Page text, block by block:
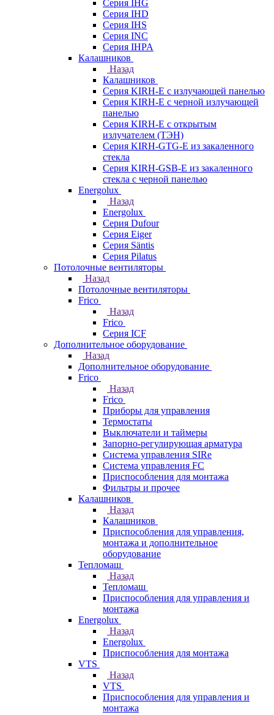
Серия IHG
Серия IHD
Серия IHS
Серия INC
Серия IHPA
Калашников
Назад
Калашников
Серия KIRH-E с излучающей панелью
Серия KIRH-E с черной излучающей
панелью
Серия KIRH-E с открытым
излучателем (ТЭН)
Серия KIRH-GTG-E из закаленного
стекла
Серия KIRH-GSB-E из закаленного
стекла с черной панелью
Energolux
Назад
Energolux
Серия Dufour
Серия Eiger
Серия Säntis
Серия Pilatus
Потолочные вентиляторы
Назад
Потолочные вентиляторы
Frico
Назад
Frico
Серия ICF
Дополнительное оборудование
Назад
Дополнительное оборудование
Frico
Назад
Frico
Приборы для управления
Термостаты
Выключатели и таймеры
Запорно-регулирующая арматура
Система управления SIRe
Система управления FC
Приспособления для монтажа
Фильтры и прочее
Калашников
Назад
Калашников
Приспособления для управления,
монтажа и дополнительное
оборудование
Тепломаш
Назад
Тепломаш
Приспособления для управления и
монтажа
Energolux
Назад
Energolux
Приспособления для монтажа
VTS
Назад
VTS
Приспособления для управления и
монтажа